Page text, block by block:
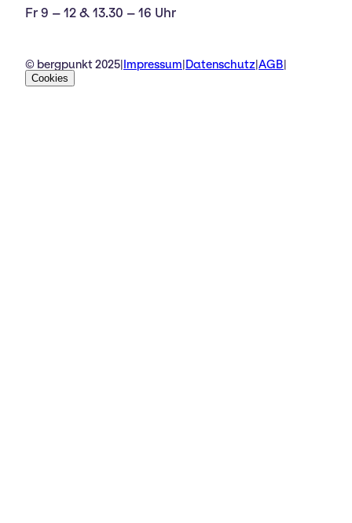
Fr 9 – 12 & 13.30 – 16 Uhr
© bergpunkt 2025 Impressum Datenschutz AGB
Cookies